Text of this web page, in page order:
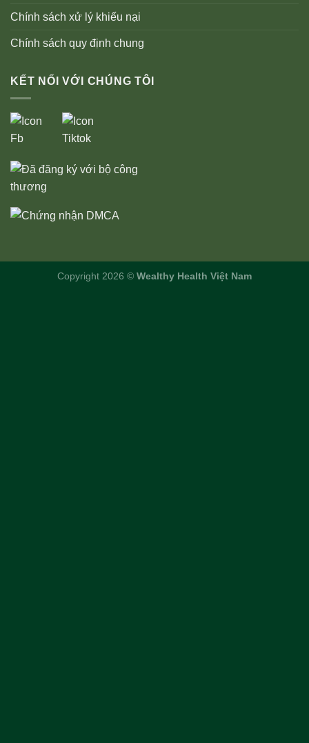
Chính sách xử lý khiếu nại
Chính sách quy định chung
KẾT NỐI VỚI CHÚNG TÔI
Copyright 2026 © Wealthy Health Việt Nam